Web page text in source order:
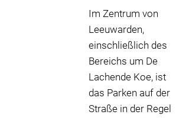
Im Zentrum von
Leeuwarden,
einschließlich des
Bereichs um De
Lachende Koe, ist
das Parken auf der
Straße in der Regel